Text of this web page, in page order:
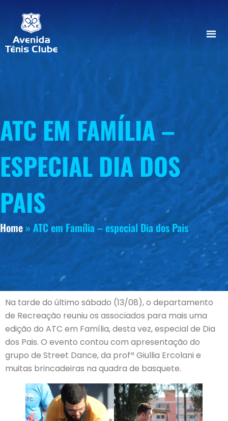
ATC EM FAMÍLIA –
ESPECIAL DIA DOS
PAIS
Home » ATC em Família – especial Dia dos Pais
Na tarde do último sábado (13/08), o departamento
de Recreação reuniu os associados para mais uma
edição do ATC em Família, desta vez, especial de Dia
dos Pais. O evento contou com apresentação do
grupo de Street Dance, da profª Giullia Ercolani e
muitas brincadeiras na quadra de basquete.